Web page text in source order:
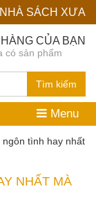
NHÀ SÁCH XƯA
Tìm kiếm
CỦA BẠN
có sản phẩm
Menu
ngôn tình hay nhất
NHẤT MÀ